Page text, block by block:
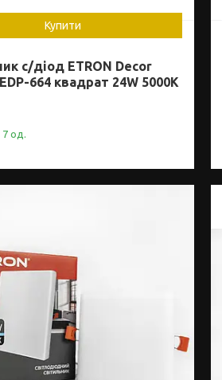
Купити
с/діод ETRON Decor
664 квадрат 24W 5000K
од.